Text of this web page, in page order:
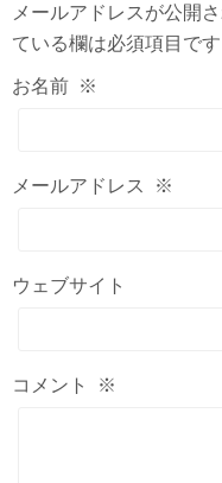
メールアドレスが公開
ている欄は必須項目です
お名前 ※
メールアドレス ※
ウェブサイト
コメント ※